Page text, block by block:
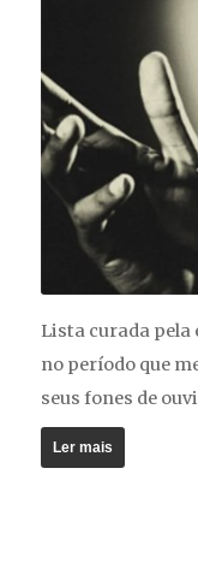
Lista curada pela
no período que
seus fones de
Ler mais